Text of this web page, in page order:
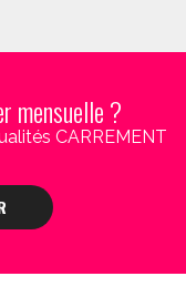
mensuelle ?
CARREMENT